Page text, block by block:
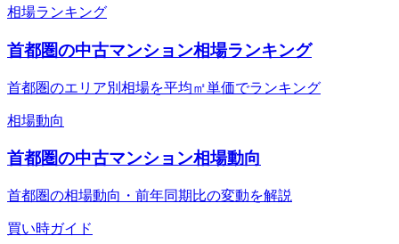
相場ランキング
首都圏の中古マンション相場ランキング
首都圏のエリア別相場を平均㎡単価でランキング
相場動向
首都圏の中古マンション相場動向
首都圏の相場動向・前年同期比の変動を解説
買い時ガイド